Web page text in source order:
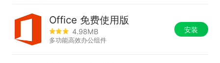
Office 免费使用版
4.98MB
多功能高效办公组件
安装